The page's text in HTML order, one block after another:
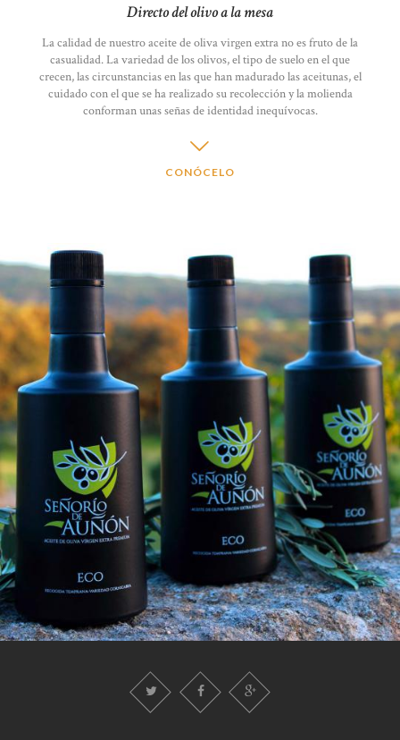
Directo del olivo a la mesa
La calidad de nuestro aceite de oliva virgen extra no es fruto de la
casualidad. La variedad de los olivos, el tipo de suelo en el que
crecen, las circunstancias en las que han madurado las aceitunas, el
cuidado con el que se ha realizado su recolección y la molienda
conforman unas señas de identidad inequívocas.
CONÓCELO